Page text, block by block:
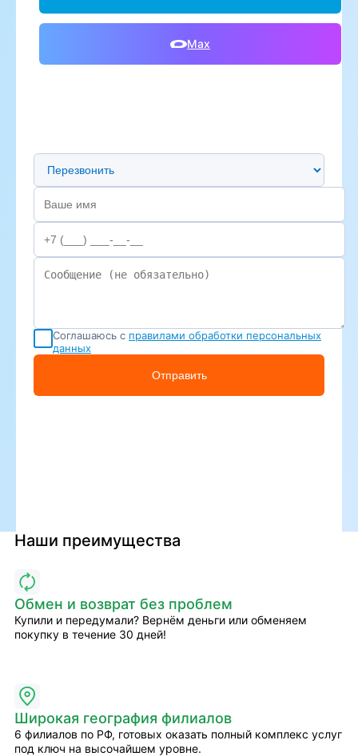
Max
Предпочтительный способ связи
Соглашаюсь с правилами обработки персональных
данных
Отправить
Наши преимущества
Обмен и возврат без проблем
Купили и передумали? Вернём деньги или обменяем
покупку в течение 30 дней!
Широкая география филиалов
6 филиалов по РФ, готовых оказать полный комплекс услуг
под ключ на высочайшем уровне.